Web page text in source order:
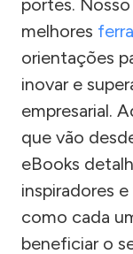
portes.
melhores
orientações
inovar e
empresarial.
que vão
eBooks
inspiradores
como cada
beneficiar o